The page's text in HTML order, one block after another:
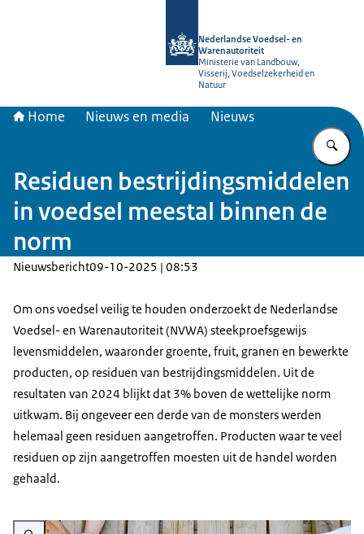
Nederlandse Voedsel- en
Warenautoriteit
Ministerie van Landbouw,
Visserij, Voedselzekerheid en
Natuur
Home Nieuws en media Nieuws
Residuen bestrijdingsmiddelen
in voedsel meestal binnen de
norm
Nieuwsbericht09-10-2025 | 08:53
Om ons voedsel veilig te houden onderzoekt de Nederlandse
Voedsel- en Warenautoriteit (NVWA) steekproefsgewijs
levensmiddelen, waaronder groente, fruit, granen en bewerkte
producten, op residuen van bestrijdingsmiddelen. Uit de
resultaten van 2024 blijkt dat 3% boven de wettelijke norm
uitkwam. Bij ongeveer een derde van de monsters werden
helemaal geen residuen aangetroffen. Producten waar te veel
residuen op zijn aangetroffen moesten uit de handel worden
gehaald.
Vergroot afbeelding Kinderen eten groente